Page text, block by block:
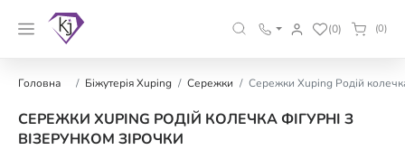
(0) (0)
Головна Біжутерія Xuping Сережки Сережки Xuping Родій
СЕРЕЖКИ XUPING РОДІЙ КОЛЕЧКА ФІГУРНІ З
ВІЗЕРУНКОМ ЗІРОЧКИ